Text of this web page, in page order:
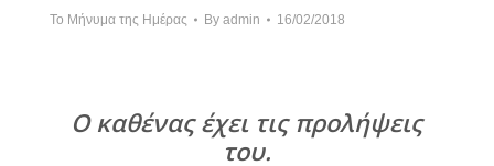
Το Μήνυμα της Ημέρας By admin 16/02/2018
Ο καθένας έχει τις προλήψεις
του.